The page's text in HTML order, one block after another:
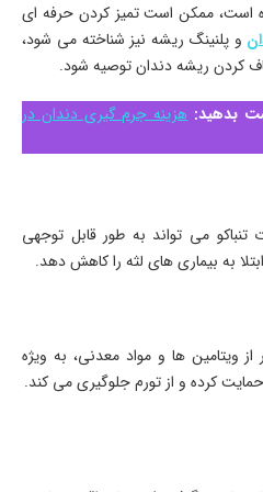
است، ممکن است تمیز کردن حرفه ای
و پلنینگ ریشه نیز شناخته می شود،
کردن ریشه دندان توصیه شود.
بدهید: هزینه جرم گیری دندان در
تنباکو می تواند به طور قابل توجهی
به بیماری های لثه را کاهش دهد.
ویتامین ها و مواد معدنی، به ویژه